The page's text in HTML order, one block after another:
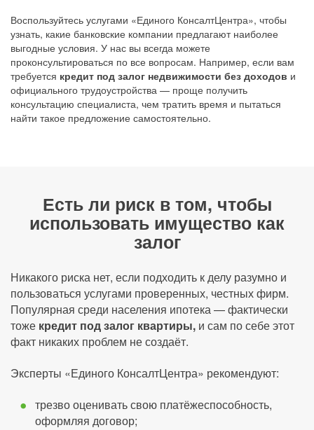
Воспользуйтесь услугами «Единого КонсалтЦентра», чтобы
узнать, какие банковские компании предлагают наиболее
выгодные условия. У нас вы всегда можете
проконсультироваться по все вопросам. Например, если вам
требуется кредит под залог недвижимости без доходов и
официального трудоустройства — проще получить
консультацию специалиста, чем тратить время и пытаться
найти такое предложение самостоятельно.
Есть ли риск в том, чтобы
использовать имущество как
залог
Никакого риска нет, если подходить к делу разумно и
пользоваться услугами проверенных, честных фирм.
Популярная среди населения ипотека — фактически
тоже кредит под залог квартиры, и сам по себе этот
факт никаких проблем не создаёт.
Эксперты «Единого КонсалтЦентра» рекомендуют:
трезво оценивать свою платёжеспособность,
оформляя договор;